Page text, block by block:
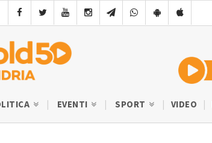
EVENTI SPORT VIDEO